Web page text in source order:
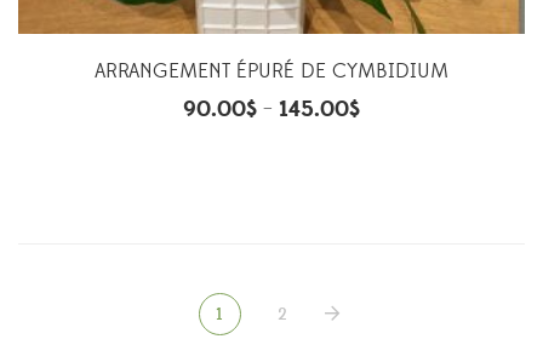
ARRANGEMENT ÉPURÉ DE CYMBIDIUM
90.00$ – 145.00$
1 2